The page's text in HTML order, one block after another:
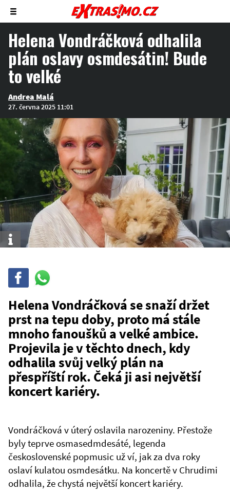
Zobrazit/skrýt
menu
Helena Vondráčková odhalila
plán oslavy osmdesátin! Bude
to velké
Andrea Malá
27. června 2025 11:01
Info
Sdílej
WhatsAppu
Helena Vondráčková se snaží držet
prst na tepu doby, proto má stále
mnoho fanoušků a velké ambice.
Projevila je v těchto dnech, kdy
odhalila svůj velký plán na
přespříští rok. Čeká ji asi největší
koncert kariéry.
Vondráčková v úterý oslavila narozeniny. Přestože
byly teprve osmasedmdesáté, legenda
československé popmusic už ví, jak za dva roky
oslaví kulatou osmdesátku. Na koncertě v Chrudimi
odhalila, že chystá největší koncert kariéry.